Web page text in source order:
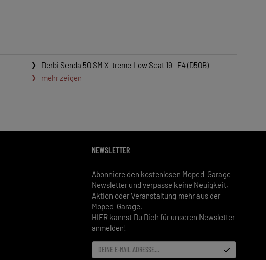
Derbi Senda 50 SM X-treme Low Seat 19- E4 (D50B)
mehr zeigen
NEWSLETTER
Abonniere den kostenlosen Moped-Garage-
Newsletter und verpasse keine Neuigkeit,
Aktion oder Veranstaltung mehr aus der
Moped-Garage.
HIER kannst Du Dich für unseren Newsletter
anmelden!
DEINE E-MAIL ADRESSE...